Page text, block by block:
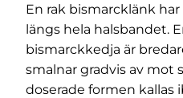
En rak bismarcklänk
längs hela halsbandet.
bismarckkedja är
smalnar gradvis av mot
doserade formen kallas